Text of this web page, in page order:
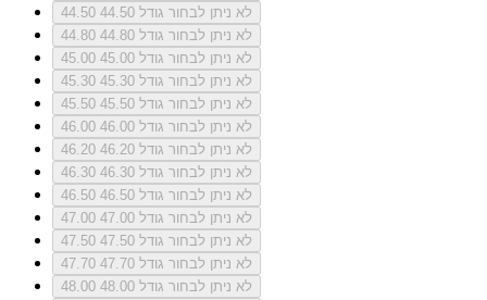
44.50
לא ניתן לבחור גודל 44.50
44.80
לא ניתן לבחור גודל 44.80
45.00
לא ניתן לבחור גודל 45.00
45.30
לא ניתן לבחור גודל 45.30
45.50
לא ניתן לבחור גודל 45.50
46.00
לא ניתן לבחור גודל 46.00
46.20
לא ניתן לבחור גודל 46.20
46.30
לא ניתן לבחור גודל 46.30
46.50
לא ניתן לבחור גודל 46.50
47.00
לא ניתן לבחור גודל 47.00
47.50
לא ניתן לבחור גודל 47.50
47.70
לא ניתן לבחור גודל 47.70
48.00
לא ניתן לבחור גודל 48.00